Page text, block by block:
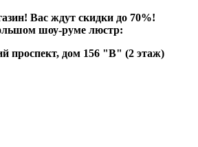
Вас ждут скидки до 70%!
шоу-руме люстр:
проспект, дом 156 "В" (2 этаж)